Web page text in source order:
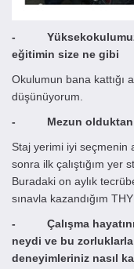
- Yüksekokulumuz
eğitimin size ne gibi
Okulumun bana kattığı
düşünüyorum.
- Mezun olduktan
Staj yerimi iyi seçmenin
sonra ilk çalıştığım yer
Buradaki on aylık
sınavla kazandığım
- Çalışma
neydi ve bu
deneyimleriniz nasıl